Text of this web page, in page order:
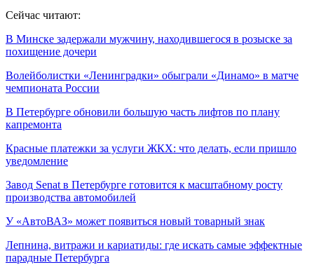
Сейчас читают:
В Минске задержали мужчину, находившегося в розыске за
похищение дочери
Волейболистки «Ленинградки» обыграли «Динамо» в матче
чемпионата России
В Петербурге обновили большую часть лифтов по плану
капремонта
Красные платежки за услуги ЖКХ: что делать, если пришло
уведомление
Завод Senat в Петербурге готовится к масштабному росту
производства автомобилей
У «АвтоВАЗ» может появиться новый товарный знак
Лепнина, витражи и кариатиды: где искать самые эффектные
парадные Петербурга